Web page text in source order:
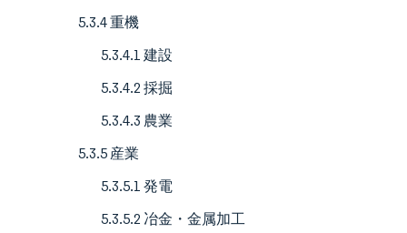
5.3.4 重機
5.3.4.1 建設
5.3.4.2 採掘
5.3.4.3 農業
5.3.5 産業
5.3.5.1 発電
5.3.5.2 冶金・金属加工